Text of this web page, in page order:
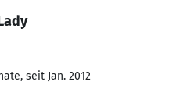
seit Jan. 2012